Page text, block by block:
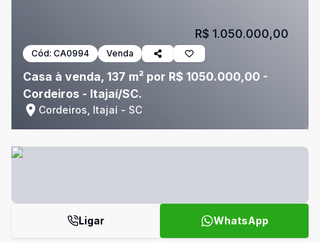
Cód: CA0994 Venda
Casa à venda, 137 m² por R$ 1050.000,00 -
Cordeiros - Itajaí/SC.
Cordeiros, Itajaí - SC
R$ 1.050.000,00
Ligar WhatsApp